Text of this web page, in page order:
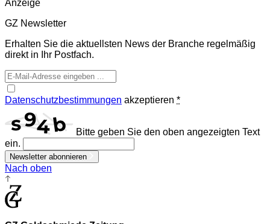
Anzeige
GZ Newsletter
Erhalten Sie die aktuellsten News der Branche regelmäßig
direkt in Ihr Postfach.
Datenschutzbestimmungen akzeptieren *
Bitte geben Sie den oben angezeigten Text
ein.
Newsletter abonnieren
Nach oben